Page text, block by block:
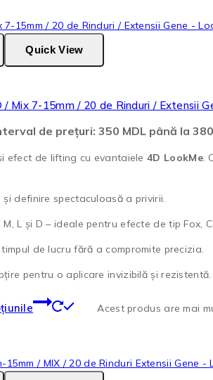
Quick View
/ Mix 7-15mm / 20 de Rinduri / Extensii
de prețuri: 350 MDL până la
efect de lifting cu evantaiele4D LookMe.
și definire spectaculoasă a privirii.
M, L și D – ideale pentru efecte de tip Fox,
de lucru fără a compromite precizia.
pentru o aplicare invizibilă și rezistentă.
Acest produs are mai